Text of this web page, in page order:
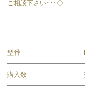
ご相談下さい･･･◇
型番
購入数